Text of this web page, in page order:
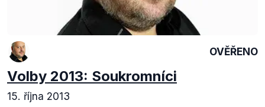
OVĚŘENO
Volby 2013: Soukromníci
15. října 2013